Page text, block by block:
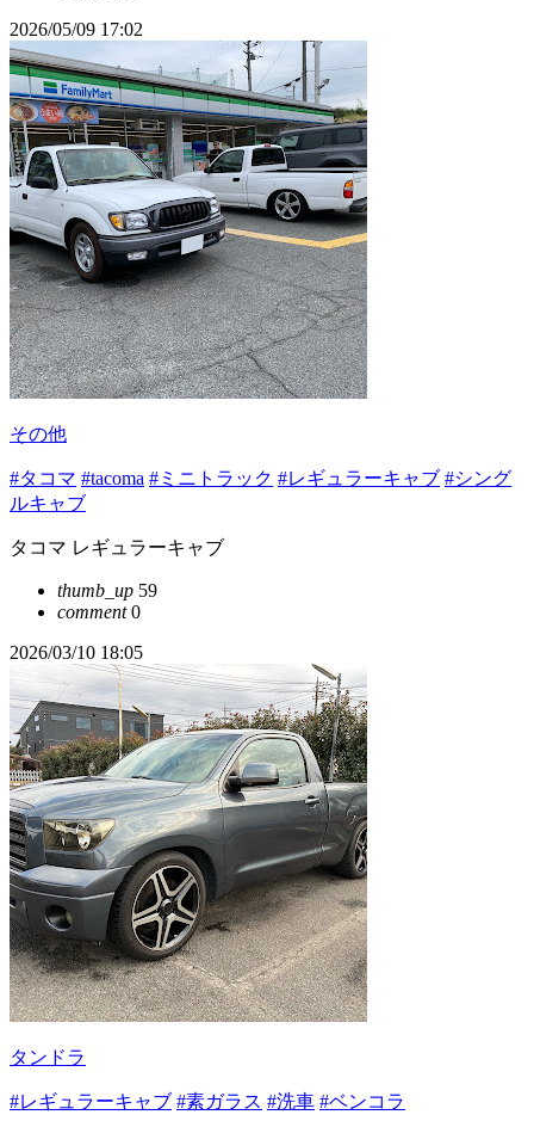
2026/05/09 17:02
その他
#タコマ #tacoma #ミニトラック #レギュラーキャブ #シング
ルキャブ
タコマ レギュラーキャブ
thumb_up 59
comment0
2026/03/10 18:05
タンドラ
#レギュラーキャブ #素ガラス #洗車 #ベンコラ